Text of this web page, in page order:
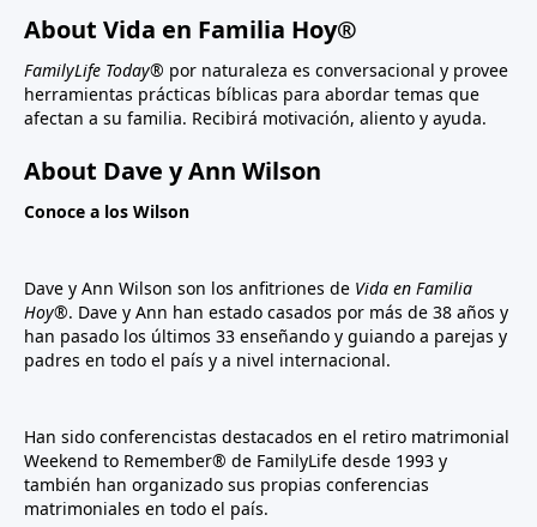
About Vida en Familia Hoy®
FamilyLife Today® por naturaleza es conversacional y provee
herramientas prácticas bíblicas para abordar temas que
afectan a su familia. Recibirá motivación, aliento y ayuda.
About Dave y Ann Wilson
Conoce a los Wilson
Dave y Ann Wilson son los anfitriones de Vida en Familia
Hoy®. Dave y Ann han estado casados por más de 38 años y
han pasado los últimos 33 enseñando y guiando a parejas y
padres en todo el país y a nivel internacional.
Han sido conferencistas destacados en el retiro matrimonial
Weekend to Remember® de FamilyLife desde 1993 y
también han organizado sus propias conferencias
matrimoniales en todo el país.